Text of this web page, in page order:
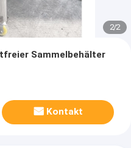
2/2
Sammelbehälter
Kontakt